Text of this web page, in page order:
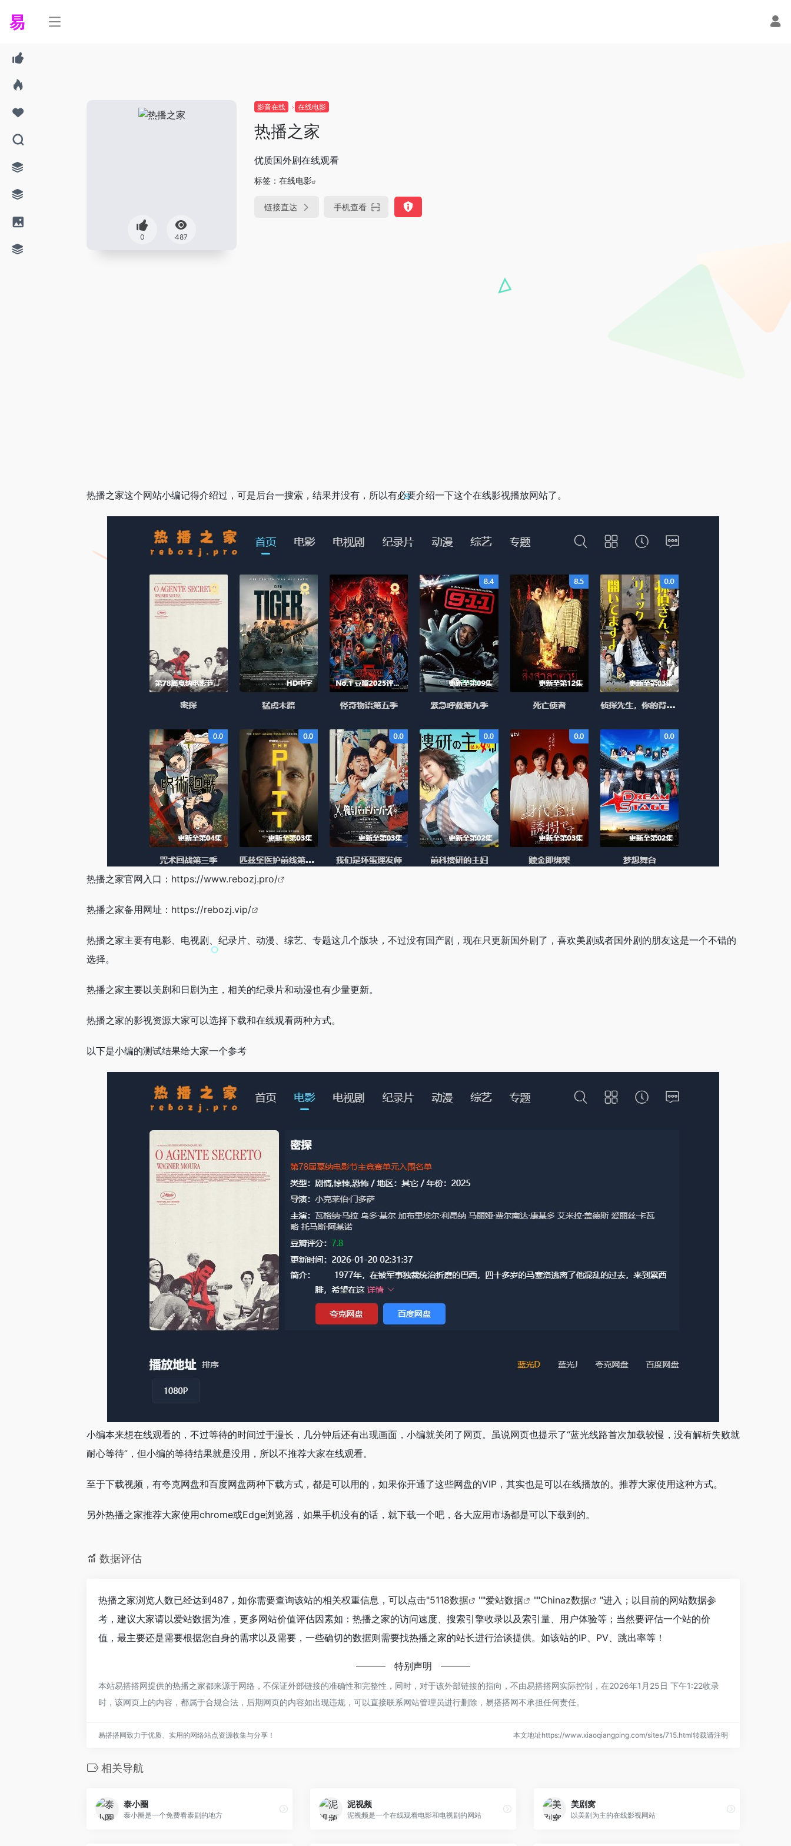
0 487
影音在线 在线电影
热播之家
优质国外剧在线观看
标签： 在线电影
链接直达 手机查看
热播之家这个网站小编记得介绍过，可是后台一搜索，结果并没有，所以有必要介绍一下这个在线影视播放网站了。
热播之家官网入口： https://www.rebozj.pro/
热播之家备用网址： https://rebozj.vip/
热播之家主要有电影、电视剧、纪录片、动漫、综艺、专题这几个版块，不过没有国产剧，现在只更新国外剧了，喜欢美剧或者国外剧的朋友这是一个不错的
选择。
热播之家主要以美剧和日剧为主，相关的纪录片和动漫也有少量更新。
热播之家的影视资源大家可以选择下载和在线观看两种方式。
以下是小编的测试结果给大家一个参考
小编本来想在线观看的，不过等待的时间过于漫长，几分钟后还有出现画面，小编就关闭了网页。虽说网页也提示了“蓝光线路首次加载较慢，没有解析失败就
耐心等待”，但小编的等待结果就是没用，所以不推荐大家在线观看。
至于下载视频，有夸克网盘和百度网盘两种下载方式，都是可以用的，如果你开通了这些网盘的VIP，其实也是可以在线播放的。推荐大家使用这种方式。
另外热播之家推荐大家使用chrome或Edge浏览器，如果手机没有的话，就下载一个吧，各大应用市场都是可以下载到的。
数据评估
热播之家浏览人数已经达到487，如你需要查询该站的相关权重信息，可以点击"5118数据 ""爱站数据 ""Chinaz数据
"进入；以目前的网站数据参
考，建议大家请以爱站数据为准，更多网站价值评估因素如：热播之家的访问速度、搜索引擎收录以及索引量、用户体验等；当然要评估一个站的价
值，最主要还是需要根据您自身的需求以及需要，一些确切的数据则需要找热播之家的站长进行洽谈提供。如该站的IP、PV、跳出率等！
特别声明
本站易搭搭网提供的热播之家都来源于网络，不保证外部链接的准确性和完整性，同时，对于该外部链接的指向，不由易搭搭网实际控制，在2026年1月25日 下午1:22收录
时，该网页上的内容，都属于合规合法，后期网页的内容如出现违规，可以直接联系网站管理员进行删除，易搭搭网不承担任何责任。
易搭搭网致力于优质、实用的网络站点资源收集与分享！ 本文地址https://www.xiaoqiangping.com/sites/715.html转载请注明
相关导航
泰小圈
泰小圈是一个免费看泰剧的地方
泥视频
泥视频是一个在线观看电影和电视剧的网站
美剧窝
以美剧为主的在线影视网站